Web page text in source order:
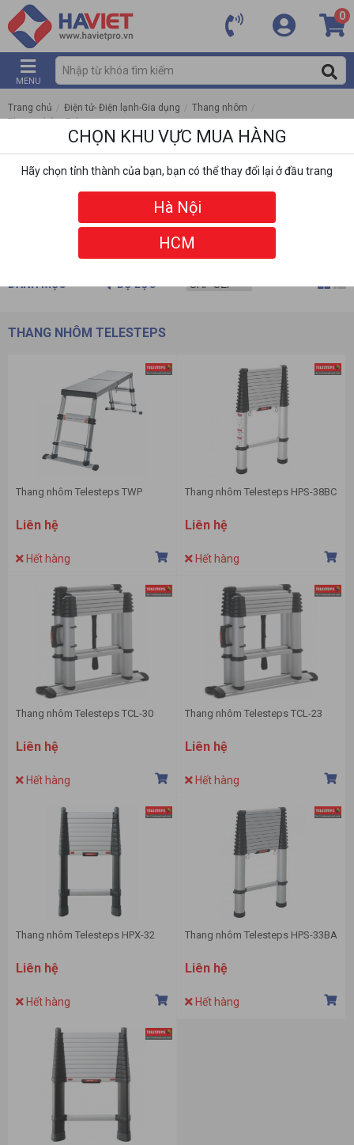
0
MENU
Trang chủ / Điện tử- Điện lạnh-Gia dụng / Thang nhôm /
Thang nhôm Telesteps
DANH MỤC BỘ LỌC
THANG NHÔM TELESTEPS
Thang nhôm Telesteps TWP
Liên hệ
Hết hàng
Thang nhôm Telesteps HPS-38BC
Liên hệ
Hết hàng
Thang nhôm Telesteps TCL-30
Liên hệ
Hết hàng
Thang nhôm Telesteps TCL-23
Liên hệ
Hết hàng
Thang nhôm Telesteps HPX-32
Liên hệ
Hết hàng
Thang nhôm Telesteps HPS-33BA
Liên hệ
Hết hàng
CHỌN KHU VỰC MUA HÀNG
Hãy chọn tỉnh thành của bạn, bạn có thể thay đổi lại ở đầu trang
Hà Nội
HCM